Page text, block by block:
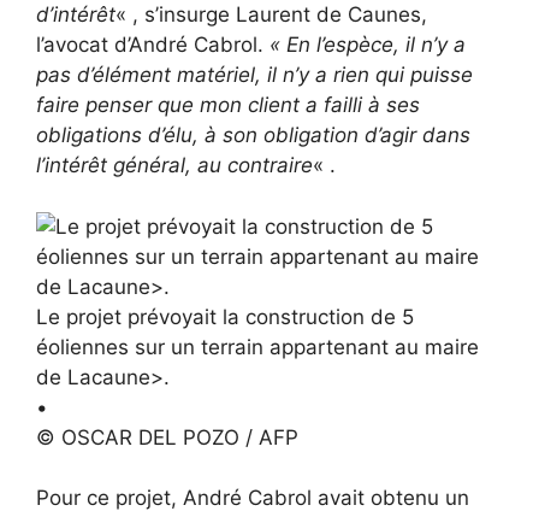
d’intérêt« , s’insurge Laurent de Caunes,
l’avocat d’André Cabrol. « En l’espèce, il n’y a
pas d’élément matériel, il n’y a rien qui puisse
faire penser que mon client a failli à ses
obligations d’élu, à son obligation d’agir dans
l’intérêt général, au contraire« .
Le projet prévoyait la construction de 5
éoliennes sur un terrain appartenant au maire
de Lacaune>.
•
© OSCAR DEL POZO / AFP
Pour ce projet, André Cabrol avait obtenu un